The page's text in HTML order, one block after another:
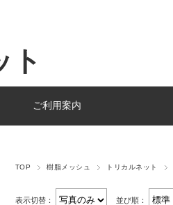
ト
ご利用案内
TOP 樹脂メッシュ トリカルネット
表示切替： 並び順：